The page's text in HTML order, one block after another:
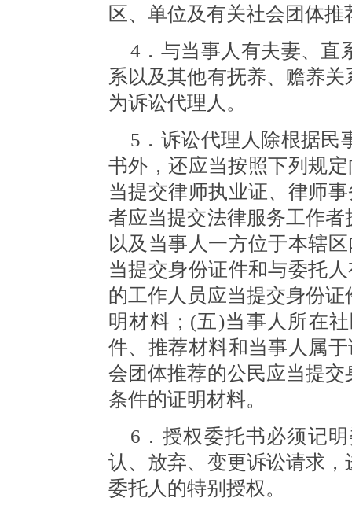
区、单位及有关社会团体推
4．与当事人有夫妻、直
系以及其他有抚养、赡养
为诉讼代理人。
5．诉讼代理人除根据民
书外，还应当按照下列规
当提交律师执业证、律师
者应当提交法律服务工作
以及当事人一方位于本辖
当提交身份证件和与委托
的工作人员应当提交身份
明材料；(五)当事人所在
件、推荐材料和当事人属
会团体推荐的公民应当提
条件的证明材料。
6．授权委托书必须记
认、放弃、变更诉讼请求
委托人的特别授权。